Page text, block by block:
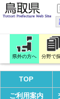
県外の方へ 分野で
TOP
ご利用案内